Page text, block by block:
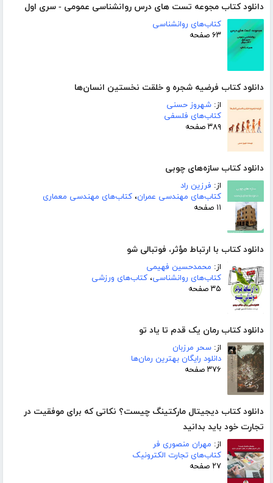
دانلود کتاب مجوعه تست های درس روانشناسی عمومی - سری اول
کتاب‌های روانشناسی
۶۳ صفحه
دانلود کتاب فرضیه شجره و خلقت نخستین انسان‌ها
از: شهروز حسنی
کتاب‌های فلسفی
۳۸۹ صفحه
دانلود کتاب سازه‌های چوبی
از: فرزین راد
کتاب‌های مهندسی عمران، کتاب‌های مهندسی معماری
۱۱ صفحه
دانلود کتاب با ارتباط مؤثر، فوتبالی شو
از: محمدحسین فهیمی
کتاب‌های روانشناسی، کتاب‌های ورزشی
۳۵ صفحه
دانلود کتاب رمان یک قدم تا یاد تو
از: سحر مرزبان
دانلود رایگان بهترین رمان‌ها
۳۷۶ صفحه
دانلود کتاب دیجیتال مارکتینگ چیست؟ نکاتی که برای موفقیت در
تجارت خود باید بدانید
از: مهران منصوری فر
کتاب‌های تجارت الکترونیک
۲۷ صفحه